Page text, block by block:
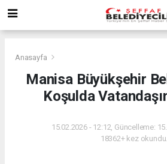
Anasayfa
Manisa Büyükşehir
Koşulda
15.02.2026 - 12:12, Güncelleme:
18362+ kez okundu.